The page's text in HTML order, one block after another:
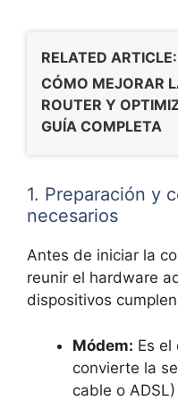
RELATED ARTICLE:
CÓMO MEJORAR
ROUTER Y
GUÍA COMPLETA
1. Preparación y
necesarios
Antes de iniciar la
reunir el hardware
dispositivos
Módem: Es el
convierte la
cable o